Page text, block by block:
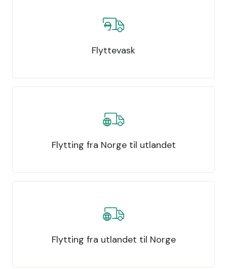
Flyttevask
Flytting fra Norge til utlandet
Flytting fra utlandet til Norge